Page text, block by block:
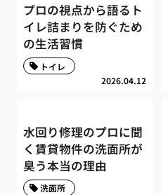
プロの視点から語るト
イレ詰まりを防ぐため
の生活習慣
2026.04.12
トイレ
水回り修理のプロに聞
く賃貸物件の洗面所が
臭う本当の理由
洗面所